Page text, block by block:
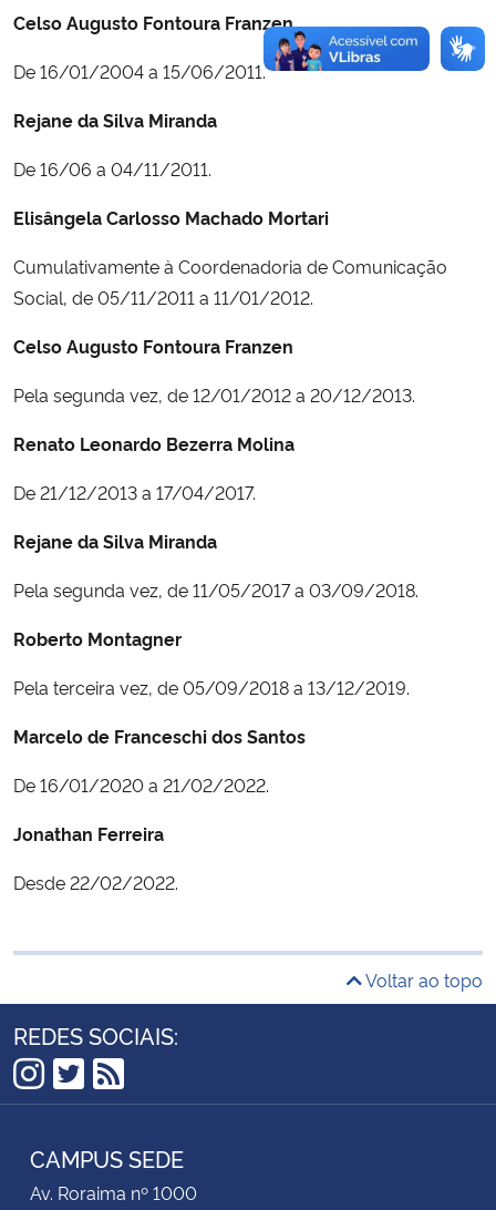
Celso Augusto Fontoura Franzen
De 16/01/2004 a 15/06/2011.
Rejane da Silva Miranda
De 16/06 a 04/11/2011.
Elisângela Carlosso Machado Mortari
Cumulativamente à Coordenadoria de Comunicação
Social, de 05/11/2011 a 11/01/2012.
Celso Augusto Fontoura Franzen
Pela segunda vez, de 12/01/2012 a 20/12/2013.
Renato Leonardo Bezerra Molina
De 21/12/2013 a 17/04/2017.
Rejane da Silva Miranda
Pela segunda vez, de 11/05/2017 a 03/09/2018.
Roberto Montagner
Pela terceira vez, de 05/09/2018 a 13/12/2019.
Marcelo de Franceschi dos Santos
De 16/01/2020 a 21/02/2022.
Jonathan Ferreira
Desde 22/02/2022.
Voltar ao topo
REDES SOCIAIS:
Instagram
Twitter
RSS
CAMPUS SEDE
Av. Roraima nº 1000